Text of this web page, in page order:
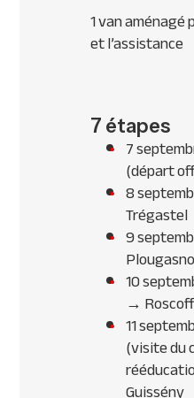
1 van
et l’assistance
7 étapes
7
(départ
8
Trégastel
9
10
→ Roscoff
11
(visite du